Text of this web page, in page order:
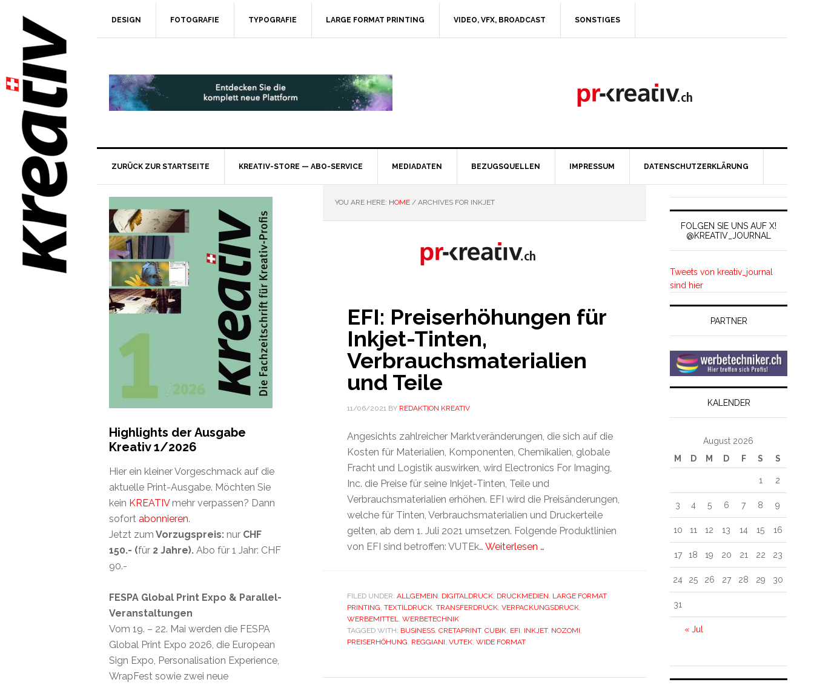
DESIGN FOTOGRAFIE TYPOGRAFIE LARGE FORMAT PRINTING VIDEO, VFX, BROADCAST SONSTIGES
ZURÜCK ZUR STARTSEITE KREATIV-STORE — ABO-SERVICE MEDIADATEN BEZUGSQUELLEN IMPRESSUM DATENSCHUTZERKLÄRUNG
YOU ARE HERE: HOME /ARCHIVES FOR INKJET
EFI: Preiserhöhungen für
Inkjet-Tinten,
Verbrauchsmaterialien
und Teile
11/06/2021BY REDAKTION KREATIV
Angesichts zahlreicher Marktveränderungen, die sich auf die
Kosten für Materialien, Komponenten, Chemikalien, globale
Fracht und Logistik auswirken, wird Electronics For Imaging,
Inc. die Preise für seine Inkjet-Tinten, Teile und
Verbrauchsmaterialien erhöhen. EFI wird die Preisänderungen,
welche für Tinten, Verbrauchsmaterialien und Druckerteile
gelten, ab dem 1. Juli 2021 umsetzen. Folgende Produktlinien
von EFI sind betroffen: VUTEk… Weiterlesen …
FILED UNDER: ALLGEMEIN, DIGITALDRUCK, DRUCKMEDIEN, LARGE FORMAT
PRINTING, TEXTILDRUCK, TRANSFERDRUCK, VERPACKUNGSDRUCK,
WERBEMITTEL, WERBETECHNIK
TAGGED WITH: BUSINESS, CRETAPRINT, CUBIK, EFI, INKJET, NOZOMI,
PREISERHÖHUNG, REGGIANI, VUTEK, WIDE FORMAT
FOLGEN SIE UNS AUF X!
@KREATIV_JOURNAL
Tweets von kreativ_journal
sind hier
PARTNER
KALENDER
August 2026
M
D M D F S S
« Jul
1 2
3 4 5 6 7 8 9
10 11 12 13 14 15 16
17 18 19 20 21 22 23
24 25 26 27 28 29 30
31
Highlights der Ausgabe
Kreativ 1/2026
Hier ein kleiner Vorgeschmack auf die
aktuelle Print-Ausgabe. Möchten Sie
kein KREATIVmehr verpassen? Dann
sofort abonnieren.
Jetzt zum Vorzugspreis: nur CHF
150.- (für 2 Jahre). Abo für 1 Jahr: CHF
90.-
FESPA Global Print Expo & Parallel-
Veranstaltungen
Vom 19. – 22. Mai werden die FESPA
Global Print Expo 2026, die European
Sign Expo, Personalisation Experience,
WrapFest sowie zwei neue